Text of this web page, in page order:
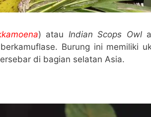
) atau Indian Scops Owl
Burung ini memiliki
di bagian selatan Asia.